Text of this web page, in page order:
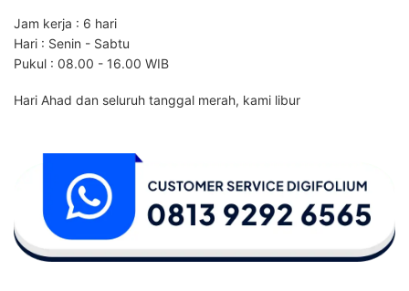
Jam kerja : 6 hari
Hari : Senin - Sabtu
Pukul : 08.00 - 16.00 WIB
Hari Ahad dan seluruh tanggal merah, kami libur